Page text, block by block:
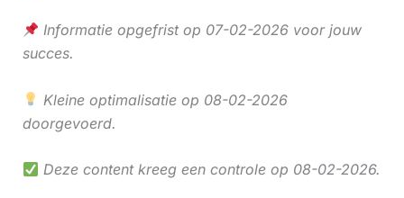
Informatie opgefrist op 07-02-2026 voor jouw
succes.
Kleine optimalisatie op 08-02-2026
doorgevoerd.
Deze content kreeg een controle op 08-02-2026.